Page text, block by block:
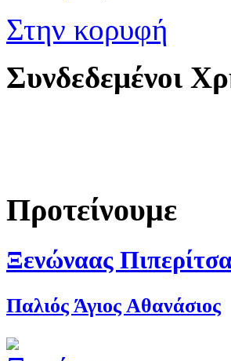
Στην κορυφή
Συνδεδεμένοι
Προτείνουμε
Ξενώναας
Παλιός Άγιος Αθανάσιος